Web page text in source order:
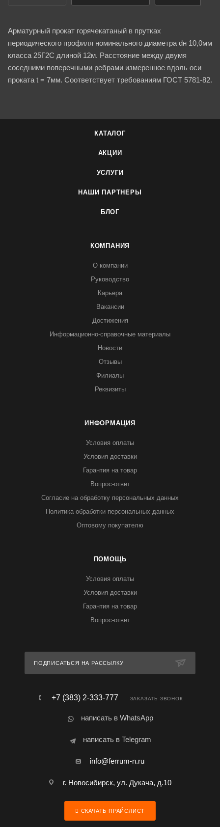
Арматурный прокат горячекатаный в прутках
периодического профиля номинального диаметра dн 10,0мм
класса 25Г2С длиной 12м. Расстояние между двумя
соседними поперечными ребрами измеренное вдоль оси
проката t = 7мм. Соответствует требованиям ГОСТ 5781-82.
КАТАЛОГ
АКЦИИ
УСЛУГИ
НАШИ ПАРТНЕРЫ
БЛОГ
КОМПАНИЯ
О компании
Руководство
Карьера
Вакансии
Достижения
Информационно-справочные материалы
Новости
Отзывы
Филиалы
Реквизиты
ИНФОРМАЦИЯ
Условия оплаты
Условия доставки
Гарантия на товар
Вопрос-ответ
Согласие на обработку персональных данных
Политика обработки персональных данных
Оптовому покупателю
ПОМОЩЬ
Условия оплаты
Условия доставки
Гарантия на товар
Вопрос-ответ
ПОДПИСАТЬСЯ НА РАССЫЛКУ
+7 (383) 2-333-777 ЗАКАЗАТЬ ЗВОНОК
написать в WhatsApp
написать в Telegram
info@ferrum-n.ru
г. Новосибирск, ул. Дукача, д.10
СКАЧАТЬ ПРАЙСЛИСТ